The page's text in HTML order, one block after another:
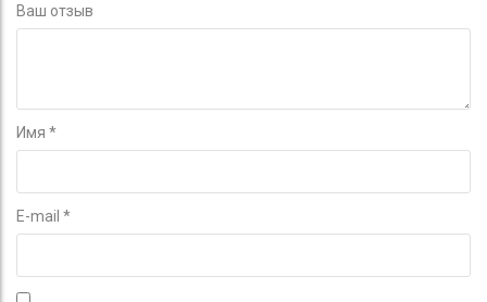
Ваш отзыв
Имя *
E-mail *